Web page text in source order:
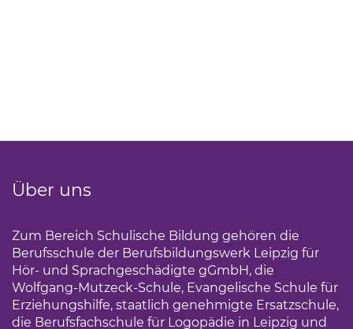
Über uns
Zum Bereich Schulische Bildung gehören die
Berufsschule der Berufsbildungswerk Leipzig für
Hör- und Sprachgeschädigte gGmbH, die
Wolfgang-Mutzeck-Schule, Evangelische Schule für
Erziehungshilfe, staatlich genehmigte Ersatzschule,
die Berufsfachschule für Logopädie in Leipzig und